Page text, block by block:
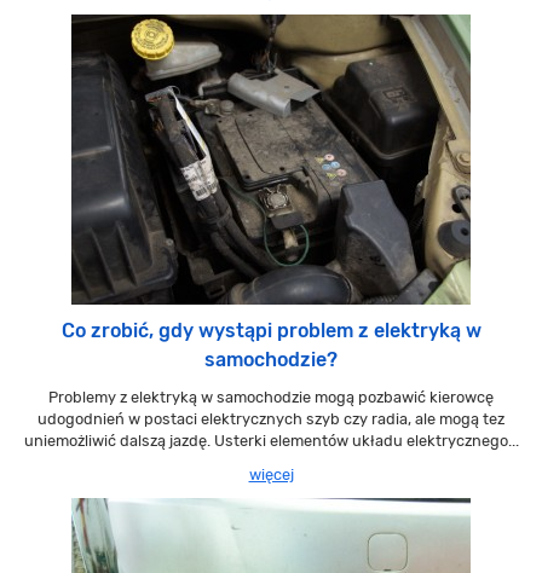
Co zrobić, gdy wystąpi problem z elektryką w
samochodzie?
Problemy z elektryką w samochodzie mogą pozbawić kierowcę
udogodnień w postaci elektrycznych szyb czy radia, ale mogą tez
uniemożliwić dalszą jazdę. Usterki elementów układu elektrycznego...
więcej